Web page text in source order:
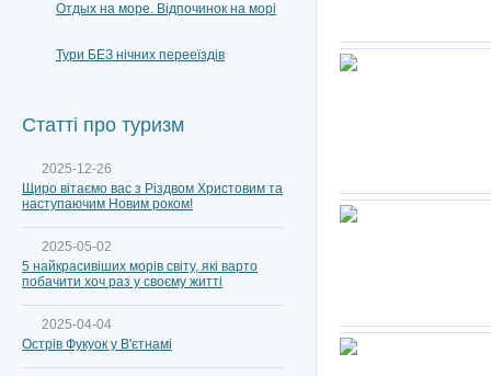
Отдых на море. Відпочинок на морі
Тури БЕЗ нічних перееїздів
Статті про туризм
2025-12-26
Щиро вітаємо вас з Різдвом Христовим та
наступаючим Новим роком!
2025-05-02
5 найкрасивіших морів світу, які варто
побачити хоч раз у своєму житті
2025-04-04
Острів Фукуок у В'єтнамі